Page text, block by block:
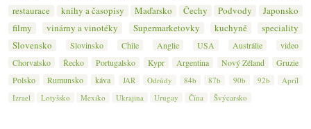
restaurace
knihy a časopisy Maďarsko Čechy Podvody
Japonsko
filmy
vinárny a vinotéky Supermarketovky kuchyně
speciality
Slovensko
Slovinsko Chile Anglie USA Austrálie
video
Chorvatsko
Řecko Portugalsko Kypr Argentina Nový Zéland
Gruzie
Polsko
Rumunsko káva JAR Odrůdy 84b 87b 90b 92b
Apríl
Izrael
Lotyšsko Mexiko Ukrajina Urugay Čína Švýcarsko